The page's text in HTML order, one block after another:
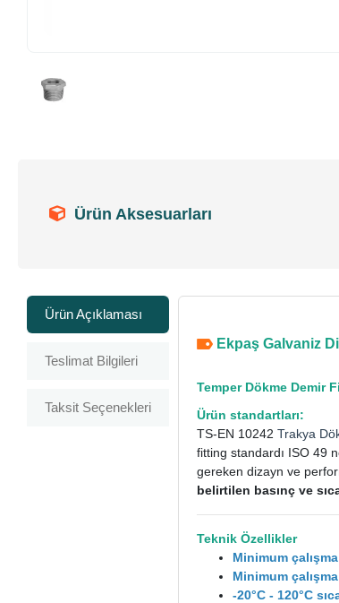
Ürün Aksesuarları
Ürün Açıklaması
Teslimat Bilgileri
Taksit Seçenekleri
Ekpaş Galvaniz
Temper Dökme Demir
Ürün standartları:
TS-EN 10242Trakya
fitting standardı ISO 49
gereken dizayn ve
belirtilen basınç ve
Teknik Özellikler
Minimum çalışma
Minimum
-20°C - 120°C